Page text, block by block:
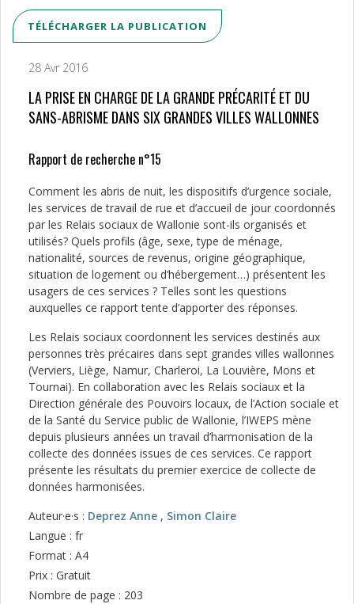
TÉLÉCHARGER LA PUBLICATION
28 Avr 2016
LA PRISE EN CHARGE DE LA GRANDE PRÉCARITÉ ET DU
SANS-ABRISME DANS SIX GRANDES VILLES WALLONNES
Rapport de recherche n°15
Comment les abris de nuit, les dispositifs d’urgence sociale,
les services de travail de rue et d’accueil de jour coordonnés
par les Relais sociaux de Wallonie sont-ils organisés et
utilisés? Quels profils (âge, sexe, type de ménage,
nationalité, sources de revenus, origine géographique,
situation de logement ou d’hébergement…) présentent les
usagers de ces services ? Telles sont les questions
auxquelles ce rapport tente d’apporter des réponses.
Les Relais sociaux coordonnent les services destinés aux
personnes très précaires dans sept grandes villes wallonnes
(Verviers, Liège, Namur, Charleroi, La Louvière, Mons et
Tournai). En collaboration avec les Relais sociaux et la
Direction générale des Pouvoirs locaux, de l’Action sociale et
de la Santé du Service public de Wallonie, l’IWEPS mène
depuis plusieurs années un travail d’harmonisation de la
collecte des données issues de ces services. Ce rapport
présente les résultats du premier exercice de collecte de
données harmonisées.
Auteur·e·s : Deprez Anne , Simon Claire
Langue : fr
Format : A4
Prix : Gratuit
Nombre de page : 203